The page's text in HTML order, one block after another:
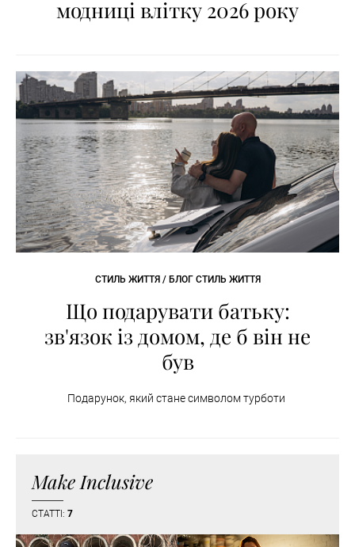
модниці влітку 2026 року
СТИЛЬ ЖИТТЯ / БЛОГ СТИЛЬ ЖИТТЯ
Що подарувати батьку:
зв'язок із домом, де б він не
був
Подарунок, який стане символом турботи
Make Inclusive
СТАТТІ: 7